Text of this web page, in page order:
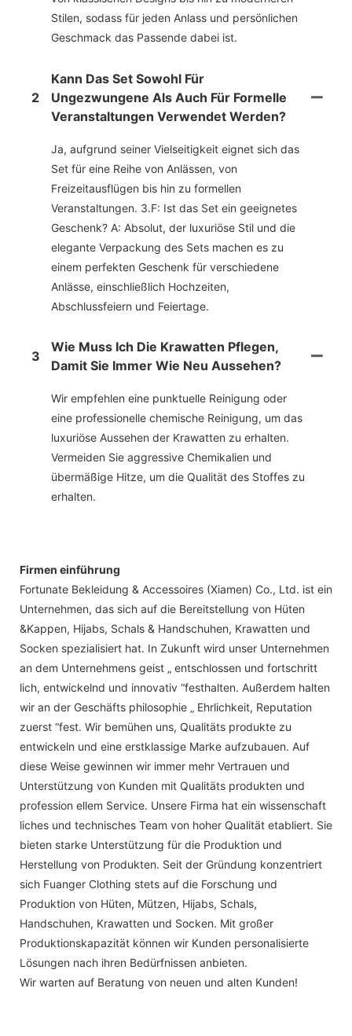
Stilen, sodass für jeden Anlass und persönlichen
Geschmack das Passende dabei ist.
2
Kann Das Set Sowohl Für
Ungezwungene Als Auch Für Formelle
Veranstaltungen Verwendet Werden?
Ja, aufgrund seiner Vielseitigkeit eignet sich das
Set für eine Reihe von Anlässen, von
Freizeitausflügen bis hin zu formellen
Veranstaltungen. 3.F: Ist das Set ein geeignetes
Geschenk? A: Absolut, der luxuriöse Stil und die
elegante Verpackung des Sets machen es zu
einem perfekten Geschenk für verschiedene
Anlässe, einschließlich Hochzeiten,
Abschlussfeiern und Feiertage.
3
Wie Muss Ich Die Krawatten Pflegen,
Damit Sie Immer Wie Neu Aussehen?
Wir empfehlen eine punktuelle Reinigung oder
eine professionelle chemische Reinigung, um das
luxuriöse Aussehen der Krawatten zu erhalten.
Vermeiden Sie aggressive Chemikalien und
übermäßige Hitze, um die Qualität des Stoffes zu
erhalten.
Firmen einführung
Fortunate Bekleidung & Accessoires (Xiamen) Co., Ltd. ist ein
Unternehmen, das sich auf die Bereitstellung von Hüten
&Kappen, Hijabs, Schals & Handschuhen, Krawatten und
Socken spezialisiert hat. In Zukunft wird unser Unternehmen
an dem Unternehmens geist „ entschlossen und fortschritt
lich, entwickelnd und innovativ “festhalten. Außerdem halten
wir an der Geschäfts philosophie „ Ehrlichkeit, Reputation
zuerst “fest. Wir bemühen uns, Qualitäts produkte zu
entwickeln und eine erstklassige Marke aufzubauen. Auf
diese Weise gewinnen wir immer mehr Vertrauen und
Unterstützung von Kunden mit Qualitäts produkten und
profession ellem Service. Unsere Firma hat ein wissenschaft
liches und technisches Team von hoher Qualität etabliert. Sie
bieten starke Unterstützung für die Produktion und
Herstellung von Produkten. Seit der Gründung konzentriert
sich Fuanger Clothing stets auf die Forschung und
Produktion von Hüten, Mützen, Hijabs, Schals,
Handschuhen, Krawatten und Socken. Mit großer
Produktionskapazität können wir Kunden personalisierte
Lösungen nach ihren Bedürfnissen anbieten.
Wir warten auf Beratung von neuen und alten Kunden!